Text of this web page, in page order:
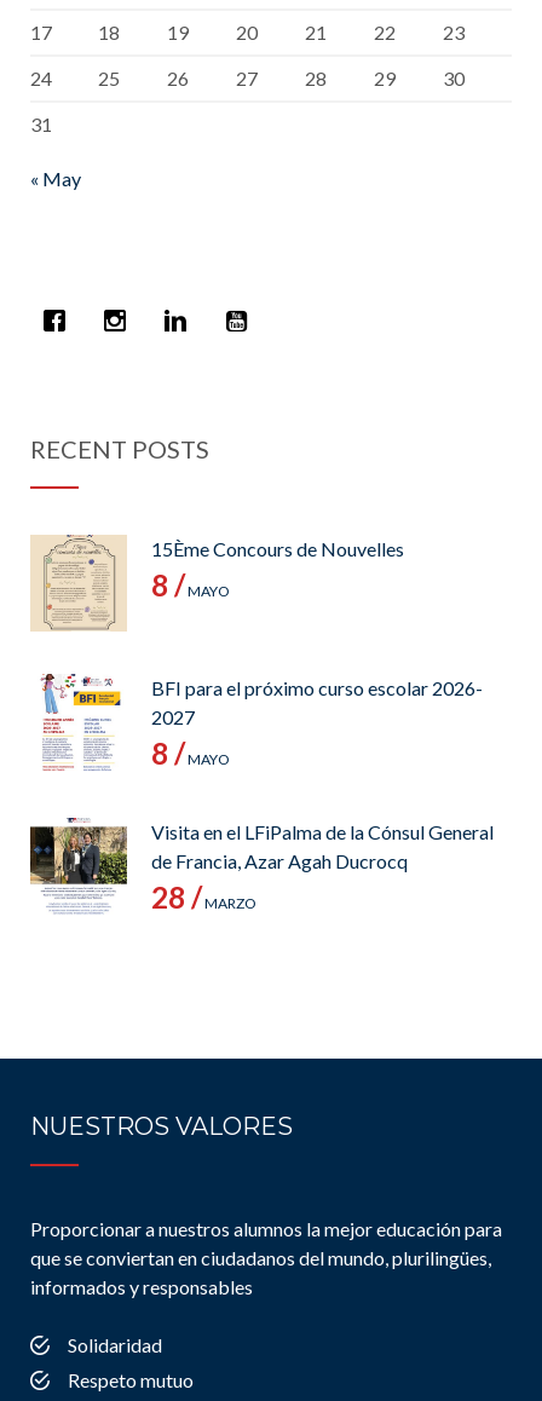
17 18 19 20 21 22
23
24
25 26 27 28 29
30
31
« May
RECENT POSTS
15Ème Concours de Nouvelles
8 /MAYO
BFI para el próximo curso escolar 2026-
2027
8 /MAYO
Visita en el LFiPalma de la Cónsul General
de Francia, Azar Agah Ducrocq
28 /MARZO
NUESTROS VALORES
Proporcionar a nuestros alumnos la mejor educación para
que se conviertan en ciudadanos del mundo, plurilingües,
informados y responsables
Solidaridad
Respeto mutuo